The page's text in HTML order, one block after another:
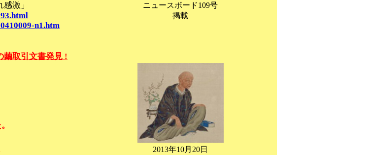
激」
n1.htm
繭取引文書発見 !
ニュースボード109号
掲載
2013年10月20日